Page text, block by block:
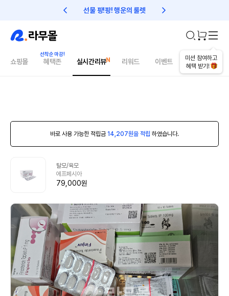
선물 팡!팡! 행운의 룰렛 친구초대 1만원 리워드!
미션 참여하고
혜택 받기!
쇼핑몰 혜택존 실시간리뷰 리워드 이벤트 건강매거진
바로 사용 가능한 적립금 14,207원을 적립 하였습니다.
탈모/육모
에프페시아
79,000원